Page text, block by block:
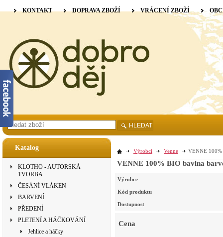
Katalog
KLOTHO - AUTORSKÁ
TVORBA
ČESÁNÍ VLÁKEN
BARVENÍ
PŘEDENÍ
PLETENÍ A HÁČKOVÁNÍ
Jehlice a háčky
Výrobci Venne VENNE
VENNE 100% BIO bavlna
Výrobce
Kód produktu
Dostupnost
Cena
KONTAKT DOPRAVA ZBOŽÍ VRÁCENÍ ZBOŽÍ
HLEDAT